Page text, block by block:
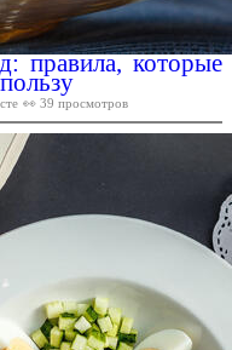
правила, которые
👀 39 просмотров